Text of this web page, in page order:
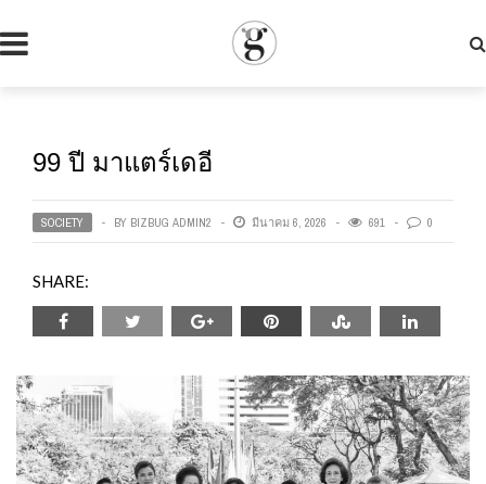
99 ปี มาแตร์เดอี
SOCIETY BY BIZBUG ADMIN2 มีนาคม 6, 2026 691 0
SHARE: